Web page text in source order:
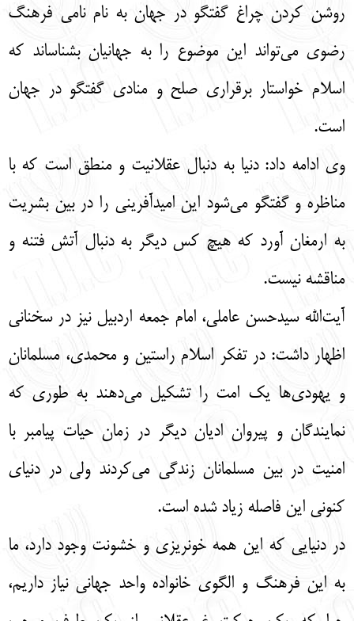
روشن کردن چراغ گفتگو در جهان به نام نامی فرهنگ
رضوی می‌تواند این موضوع را به جهانیان بشناساند که
اسلام خواستار برقراری صلح و منادی گفتگو در جهان
است.
وی ادامه داد: دنیا به دنبال عقلانیت و منطق است که با
مناظره و گفتگو می‌شود این امیدآفرینی را در بین بشریت
به ارمغان آورد که هیچ کس دیگر به دنبال آتش فتنه و
مناقشه نیست.
آیت‌الله سیدحسن عاملی، امام جمعه اردبیل نیز در سخنانی
اظهار داشت: در تفکر اسلام راستین و محمدی، مسلمانان
و یهودی‌ها یک امت را تشکیل می‌دهند به طوری که
نمایندگان و پیروان ادیان دیگر در زمان حیات پیامبر با
امنیت در بین مسلمانان زندگی می‌کردند ولی در دنیای
کنونی این فاصله زیاد شده است.
در دنیایی که این همه خونریزی و خشونت وجود دارد، ما
به این فرهنگ و الگوی خانواده واحد جهانی نیاز داریم،